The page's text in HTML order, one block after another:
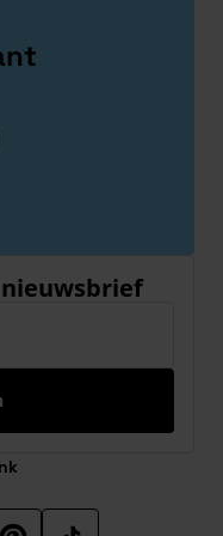
nieuwsbrief